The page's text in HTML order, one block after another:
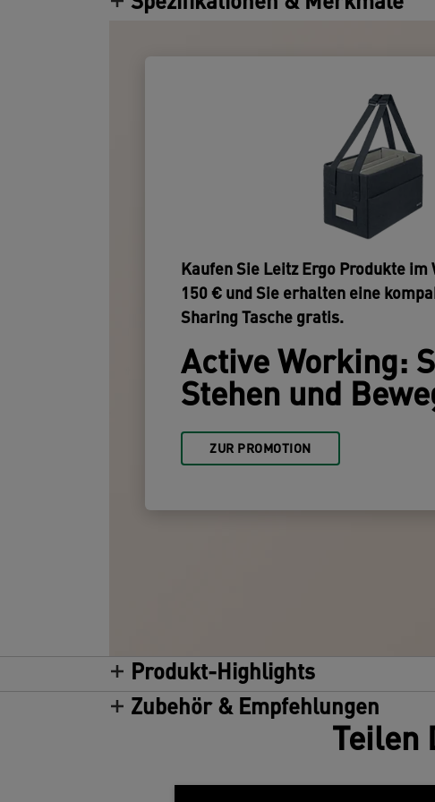
Kaufen Sie Leitz Ergo Produkte im
150 € und Sie erhalten eine
Sharing Tasche gratis.
Active Working:
Stehen und
ZUR PROMOTION
Produkt-Highlights
Zubehör & Empfehlungen